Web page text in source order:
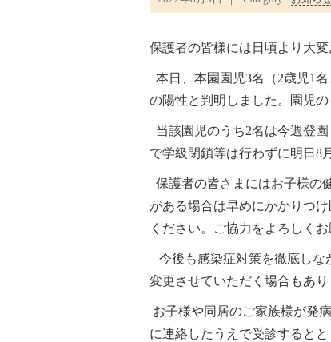
保護者の皆様には日頃より大変
本日、本園園児3名（2歳児1
の陽性と判明しました。園児
当該園児のうち2名は今週登
で学級閉鎖等は行わずに明日8
保護者の皆さまにはお子様の
がある場合は早めにかかりつ
ください。ご協力をよろしくお
今後も感染症対策を徹底しな
変更させていただく場合もあり
お子様や同居のご家族様が発
に連絡したうえで受診すると